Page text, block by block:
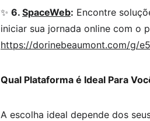
✨ 6. SpaceWeb: Encontre
iniciar sua jornada online com o
https://dorinebeaumont.com/g/
Qual Plataforma é Ideal Para
A escolha ideal depende dos